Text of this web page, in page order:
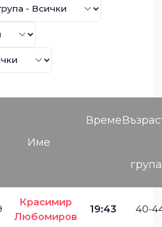
Име
Време
група
Красимир
Любомиров
19:43 40-